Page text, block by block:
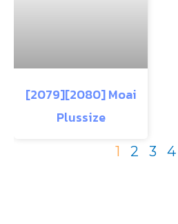
[2079][2080] Moai
Plussize
1 2 3 4